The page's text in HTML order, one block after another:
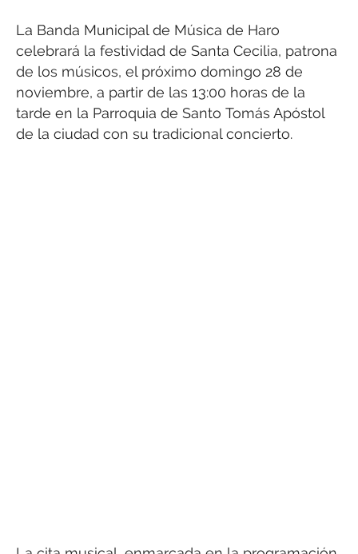
La Banda Municipal de Música de Haro
celebrará la festividad de Santa Cecilia, patrona
de los músicos, el próximo domingo 28 de
noviembre, a partir de las 13:00 horas de la
tarde en la Parroquia de Santo Tomás Apóstol
de la ciudad con su tradicional concierto.